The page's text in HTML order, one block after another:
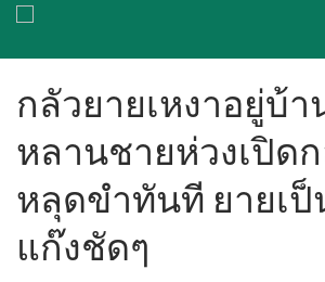
กลัวยายเหงาอยู่บ้
หลานชายห่วงเปิด
หลุดขำทันที ยายเ
แก๊งชัดๆ